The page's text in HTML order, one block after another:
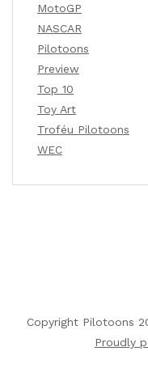
MotoGP
NASCAR
Pilotoons
Preview
Top 10
Toy Art
Troféu Pilotoons
WEC
Copyright Pilotoons
Proudly